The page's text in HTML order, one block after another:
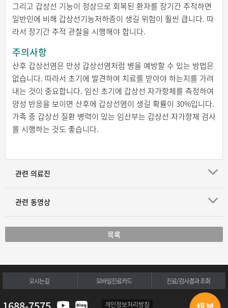
그리고 갑상선 기능이 정상으로 회복된 환자를 장기간 추적하면
일반인에 비해 갑상선기능저하증이 생길 위험이 훨씬 큽니다. 따
라서 장기간 추적 관찰을 시행해야 합니다.
주의사항
산후 갑상선염은 만성 갑상선염처럼 병을 예방할 수 있는 방법은
없습니다. 따라서 초기에 발견하여 치료를 받아야 하는지를 가려
내는 것이 중요합니다. 임신 초기에 갑상선 자가항체를 측정하여
양성 반응을 보이면 산후에 갑상선염이 생길 확률이 30%입니다.
가족 중 갑상선 질환 병력이 있는 임산부는 갑상선 자가항체 검사
를 시행하는 것도 좋습니다.
관련 의료진
관련 동영상
목록
오시는길 모바일진료카드 진료/검사결과 조회
개인정보처리방침